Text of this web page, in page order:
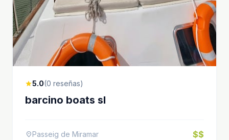
star5.0(0 reseñas)
barcino boats sl
location_onPasseig de Miramar $$